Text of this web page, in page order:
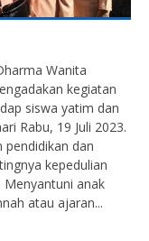
Wanita
kegiatan
siswa yatim dan
Rabu, 19 Juli 2023.
dan
kepedulian
anak
atau ajaran...